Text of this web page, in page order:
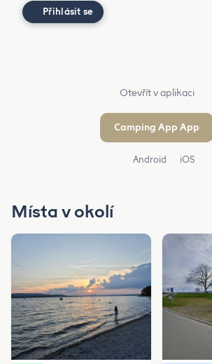
Přihlásit se
Otevřít v aplikaci
Camping App App
Android iOS
Místa v okolí